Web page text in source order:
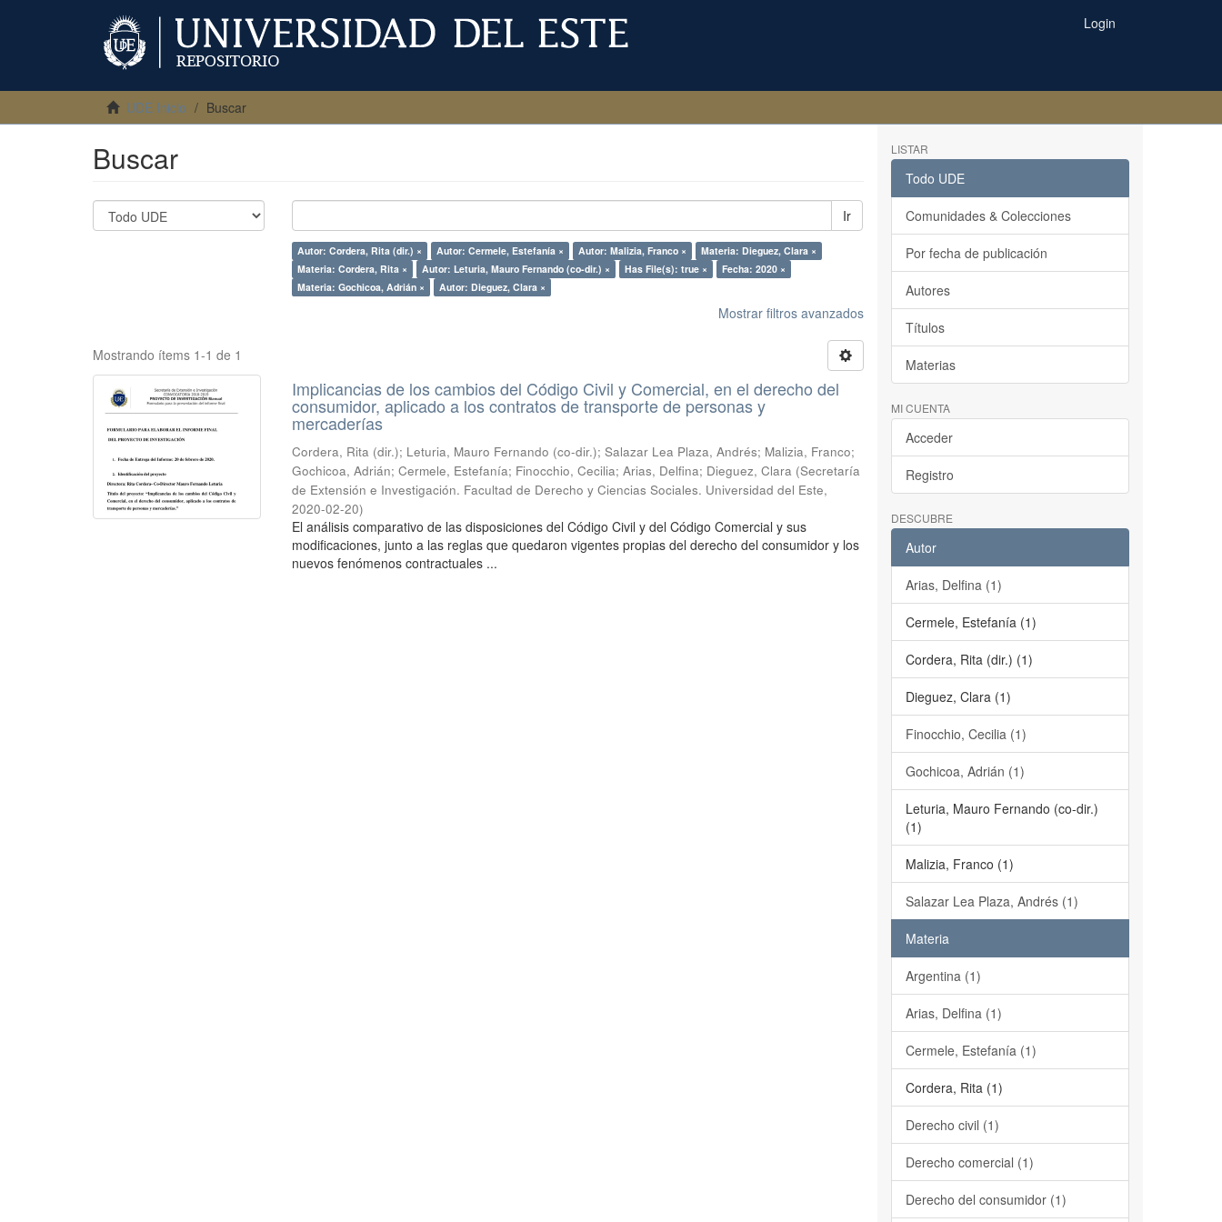
Login
UDE Inicio Buscar
Buscar
Ir
Autor: Cordera, Rita (dir.) × Autor: Cermele, Estefanía × Autor: Malizia, Franco ×
Materia: Dieguez, Clara ×
Materia: Cordera, Rita ×
Autor: Leturia, Mauro Fernando (co-dir.) × Has File(s): true ×
Fecha: 2020 ×
Materia: Gochicoa, Adrián ×
Autor: Dieguez, Clara ×
Mostrar filtros avanzados
Mostrando ítems 1-1 de 1
Implicancias de los cambios del Código Civil y Comercial, en el derecho del
consumidor, aplicado a los contratos de transporte de personas y
mercaderías
Cordera, Rita (dir.); Leturia, Mauro Fernando (co-dir.); Salazar Lea Plaza, Andrés; Malizia, Franco;
Gochicoa, Adrián; Cermele, Estefanía; Finocchio, Cecilia; Arias, Delfina; Dieguez, Clara (Secretaría
de Extensión e Investigación. Facultad de Derecho y Ciencias Sociales. Universidad del Este,
2020-02-20)
El análisis comparativo de las disposiciones del Código Civil y del Código Comercial y sus
modificaciones, junto a las reglas que quedaron vigentes propias del derecho del consumidor y los
nuevos fenómenos contractuales ...
LISTAR
Todo UDE
Comunidades & Colecciones
Por fecha de publicación
Autores
Títulos
Materias
MI CUENTA
Acceder
Registro
DESCUBRE
Autor
Arias, Delfina (1)
Cermele, Estefanía (1)
Cordera, Rita (dir.) (1)
Dieguez, Clara (1)
Finocchio, Cecilia (1)
Gochicoa, Adrián (1)
Leturia, Mauro Fernando (co-dir.)
(1)
Malizia, Franco (1)
Salazar Lea Plaza, Andrés (1)
Materia
Argentina (1)
Arias, Delfina (1)
Cermele, Estefanía (1)
Cordera, Rita (1)
Derecho civil (1)
Derecho comercial (1)
Derecho del consumidor (1)